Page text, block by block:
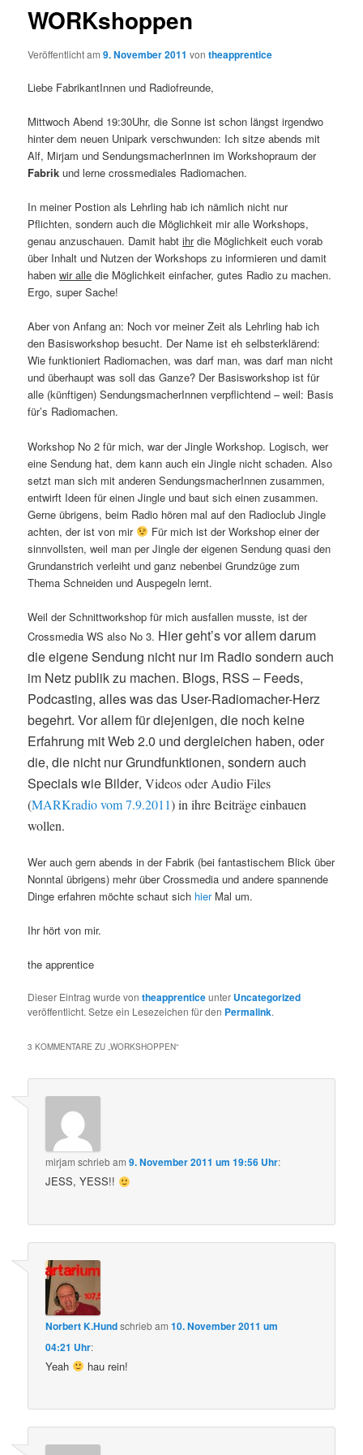
WORKshoppen
Veröffentlicht am9. November 2011 vontheapprentice
Liebe FabrikantInnen und Radiofreunde,
Mittwoch Abend 19:30Uhr, die Sonne ist schon längst irgendwo
hinter dem neuen Unipark verschwunden: Ich sitze abends mit
Alf, Mirjam und SendungsmacherInnen im Workshopraum der
Fabrik und lerne crossmediales Radiomachen.
In meiner Postion als Lehrling hab ich nämlich nicht nur
Pflichten, sondern auch die Möglichkeit mir alle Workshops,
genau anzuschauen. Damit habtihrdie Möglichkeit euch vorab
über Inhalt und Nutzen der Workshops zu informieren und damit
habenwir alle die Möglichkeit einfacher, gutes Radio zu machen.
Ergo, super Sache!
Aber von Anfang an: Noch vor meiner Zeit als Lehrling hab ich
den Basisworkshop besucht. Der Name ist eh selbsterklärend:
Wie funktioniert Radiomachen, was darf man, was darf man nicht
und überhaupt was soll das Ganze? Der Basisworkshop ist für
alle (künftigen) SendungsmacherInnen verpflichtend – weil: Basis
für’s Radiomachen.
Workshop No 2 für mich, war der Jingle Workshop. Logisch, wer
eine Sendung hat, dem kann auch ein Jingle nicht schaden. Also
setzt man sich mit anderen SendungsmacherInnen zusammen,
entwirft Ideen für einen Jingle und baut sich einen zusammen.
Gerne übrigens, beim Radio hören mal auf den Radioclub Jingle
achten, der ist von mir
Für mich ist der Workshop einer der
sinnvollsten, weil man per Jingle der eigenen Sendung quasi den
Grundanstrich verleiht und ganz nebenbei Grundzüge zum
Thema Schneiden und Auspegeln lernt.
Weil der Schnittworkshop für mich ausfallen musste, ist der
Crossmedia WS also No 3. Hier geht’s vor allem darum
die eigene Sendung nicht nur im Radio sondern auch
im Netz publik zu machen. Blogs, RSS – Feeds,
Podcasting, alles was das User-Radiomacher-Herz
begehrt. Vor allem für diejenigen, die noch keine
Erfahrung mit Web 2.0 und dergleichen haben, oder
die, die nicht nur Grundfunktionen, sondern auch
Specials wie Bilder, Videos oder Audio Files
(MARKradio vom 7.9.2011) in ihre Beiträge einbauen
wollen.
Wer auch gern abends in der Fabrik (bei fantastischem Blick über
Nonntal übrigens) mehr über Crossmedia und andere spannende
Dinge erfahren möchte schaut sich hierMal um.
Ihr hört von mir.
the apprentice
Dieser Eintrag wurde vontheapprenticeunter Uncategorized
veröffentlicht. Setze ein Lesezeichen für den Permalink.
3 KOMMENTARE ZU „WORKSHOPPEN“
mirjam schriebam9. November 2011 um 19:56 Uhr:
JESS, YESS!!
Norbert K.Hundschriebam10. November 2011 um
04:21 Uhr:
Yeah hau rein!